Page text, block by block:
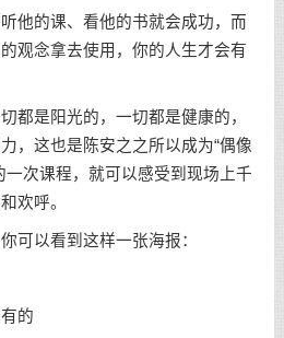
的课、看他的书就会成功，而
观念拿去使用，你的人生才会有
是阳光的，一切都是健康的，
，这也是陈安之之所以成为“偶像
一次课程，就可以感受到现场上千
欢呼。
以看到这样一张海报：
的